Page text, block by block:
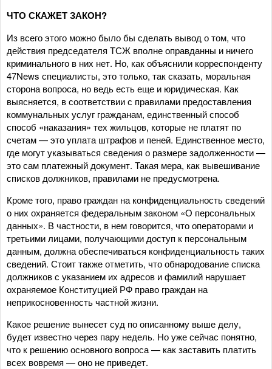
ЧТО СКАЖЕТ ЗАКОН?
Из всего этого можно было бы сделать вывод о том, что
действия председателя ТСЖ вполне оправданны и ничего
криминального в них нет. Но, как объяснили корреспонденту
47News специалисты, это только, так сказать, моральная
сторона вопроса, но ведь есть еще и юридическая. Как
выясняется, в соответствии с правилами предоставления
коммунальных услуг гражданам, единственный способ
способ «наказания» тех жильцов, которые не платят по
счетам — это уплата штрафов и пеней. Единственное место,
где могут указываться сведения о размере задолженности —
это сам платежный документ. Такая мера, как вывешивание
списков должников, правилами не предусмотрена.
Кроме того, право граждан на конфиденциальность сведений
о них охраняется федеральным законом «О персональных
данных». В частности, в нем говорится, что операторами и
третьими лицами, получающими доступ к персональным
данным, должна обеспечиваться конфиденциальность таких
сведений. Стоит также отметить, что обнародование списка
должников с указанием их адресов и фамилий нарушает
охраняемое Конституцией РФ право граждан на
неприкосновенность частной жизни.
Какое решение вынесет суд по описанному выше делу,
будет известно через пару недель. Но уже сейчас понятно,
что к решению основного вопроса — как заставить платить
всех вовремя — оно не приведет.